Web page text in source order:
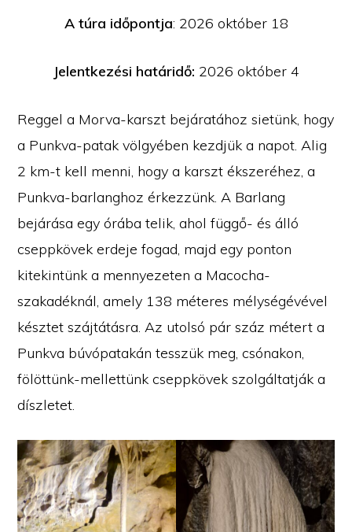
A túra időpontja: 2026 október 18
Jelentkezési határidő: 2026 október 4
Reggel a Morva-karszt bejáratához sietünk, hogy
a Punkva-patak völgyében kezdjük a napot. Alig
2 km-t kell menni, hogy a karszt ékszeréhez, a
Punkva-barlanghoz érkezzünk. A Barlang
bejárása egy órába telik, ahol függő- és álló
cseppkövek erdeje fogad, majd egy ponton
kitekintünk a mennyezeten a Macocha-
szakadéknál, amely 138 méteres mélységévével
késztet szájtátásra. Az utolsó pár száz métert a
Punkva búvópatakán tesszük meg, csónakon,
fölöttünk-mellettünk cseppkövek szolgáltatják a
díszletet.